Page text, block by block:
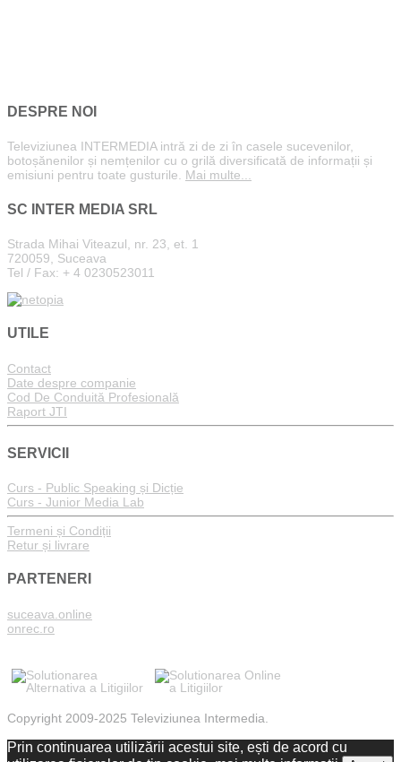
DESPRE NOI
Televiziunea INTERMEDIA intră zi de zi în casele sucevenilor,
botoșănenilor și nemțenilor cu o grilă diversificată de informații și
emisiuni pentru toate gusturile. Mai multe...
SC INTER MEDIA SRL
Strada Mihai Viteazul, nr. 23, et. 1
720059, Suceava
Tel / Fax: + 4 0230523011
UTILE
Contact
Date despre companie
Cod De Conduită Profesională
Raport JTI
SERVICII
Curs - Public Speaking și Dicție
Curs - Junior Media Lab
Termeni și Condiții
Retur și livrare
PARTENERI
suceava.online
onrec.ro
Copyright 2009-2025 Televiziunea Intermedia.
Prin continuarea utilizării acestui site, ești de acord cu